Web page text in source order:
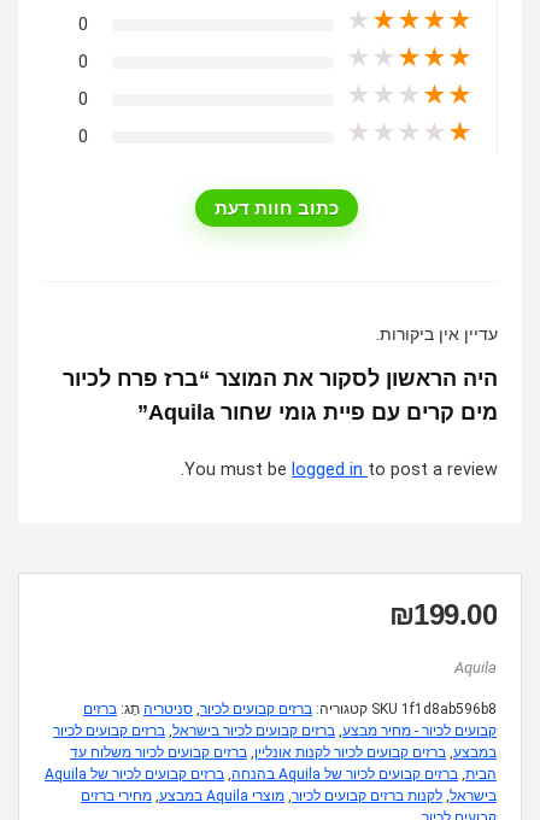
★
★
★
★
★
0
★
★
★
★
★
0
★
★
★
★
★
0
★
★
★
★
★
0
כתוב חוות דעת
עדיין אין ביקורות.
היה הראשון לסקור את המוצר “ברז פרח לכיור
מים קרים עם פיית גומי שחור Aquila”
You must be logged in to post a review.
₪199.00
Aquila
SKU 1f1d8ab596b8 קטגוריה: ברזים קבועים לכיור, סניטריה תָג: ברזים
קבועים לכיור - מחיר מבצע, ברזים קבועים לכיור בישראל, ברזים קבועים לכיור
במבצע, ברזים קבועים לכיור לקנות אונליין, ברזים קבועים לכיור משלוח עד
הבית, ברזים קבועים לכיור של Aquila בהנחה ,
ברזים קבועים לכיור של Aquila
בישראל, לקנות ברזים קבועים לכיור, מוצרי Aquila במבצע , מחירי ברזים